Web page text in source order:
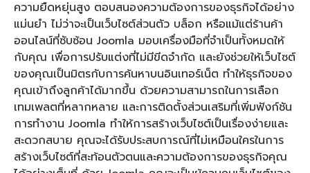
ความยืดหยุ่นสูง ตอบสนองความต้องการของธุรกิจได้อย่าง
แม่นยำ ไม่ว่าจะเป็นเว็บไซต์ส่วนตัว บล็อก หรือแม้แต่ร้านค้า
ออนไลน์ที่ซับซ้อน Joomla มอบเครื่องมือที่จำเป็นทั้งหมดให้
กับคุณ เพื่อการปรับแต่งที่ไม่มีขีดจำกัด และยังช่วยให้เว็บไซต์
ของคุณเป็นมิตรกับการค้นหาบนอินเทอร์เน็ต ทำให้ธุรกิจของ
คุณเข้าถึงลูกค้าได้มากขึ้น ด้วยความสามารถในการเลือก
เทมเพลตที่หลากหลาย และการติดตั้งส่วนเสริมที่เพิ่มฟังก์ชัน
การทำงาน Joomla ทำให้การสร้างเว็บไซต์เป็นเรื่องง่ายและ
สะดวกสบาย คุณจะได้รับประสบการณ์ที่ไม่เหมือนใครในการ
สร้างเว็บไซต์ที่สะท้อนตัวตนและความต้องการของธุรกิจคุณ